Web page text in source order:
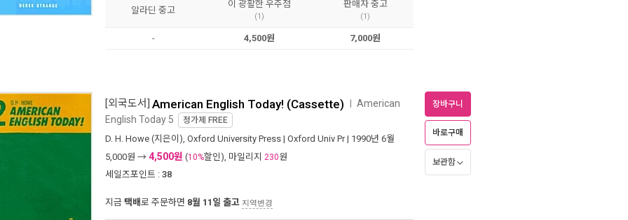
알라딘 중고
이 광활한 우주점
(1)
판매자 중고
(1)
- 4,500원 7,000원
[외국도서] American English Today! (Cassette) American
English Today 5 정가제 FREE
D. H. Howe (지은이), Oxford University Press | Oxford Univ Pr| 1990년 6월
5,000원 → 4,500원 (10%할인), 마일리지 230원
세일즈포인트 : 38
지금 택배로 주문하면 8월 11일 출고 지역변경
장바구니
바로구매
보관함